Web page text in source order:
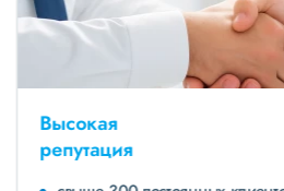
Высокая
репутация